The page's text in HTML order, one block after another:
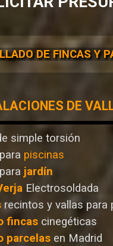
DE FINCAS Y
DE
simple torsión
para piscinas
para jardín
Electrosoldada
recintos y vallas para
fincas cinegéticas
parcelas en Madrid